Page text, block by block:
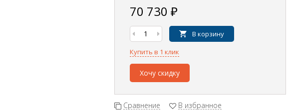
70 730 ₽
В корзину
Купить в 1 клик
Хочу скидку
Сравнение В избранное